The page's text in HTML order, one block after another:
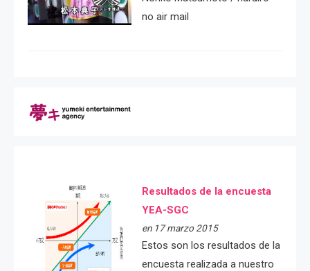
no air mail
Resultados de la encuesta
YEA-SGC
en 17 marzo 2015
Estos son los resultados de la
encuesta realizada a nuestro